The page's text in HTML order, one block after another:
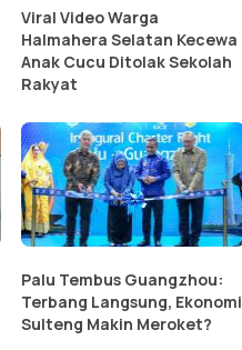
Viral Video Warga
Halmahera Selatan Kecewa
Anak Cucu Ditolak Sekolah
Rakyat
Palu Tembus Guangzhou:
Terbang Langsung, Ekonomi
Sulteng Makin Meroket?